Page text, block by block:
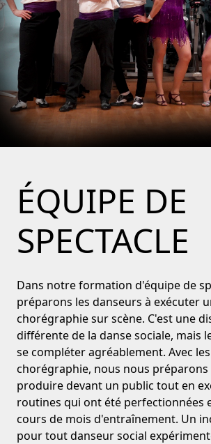
ÉQUIPE DE
SPECTACLE
Dans notre formation d'équipe de
préparons les danseurs à exécuter
chorégraphie sur scène. C'est une
différente de la danse sociale, mais
se compléter agréablement. Avec
chorégraphie, nous nous préparons
produire devant un public tout en
routines qui ont été perfectionnées
cours de mois d'entraînement. Un
pour tout danseur social